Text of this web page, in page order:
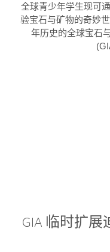
全球青少年学生现可
验宝石与矿物的奇妙
年历史的全球宝石
GIA 临时扩